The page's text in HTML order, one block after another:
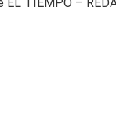
EL TIEMPO –